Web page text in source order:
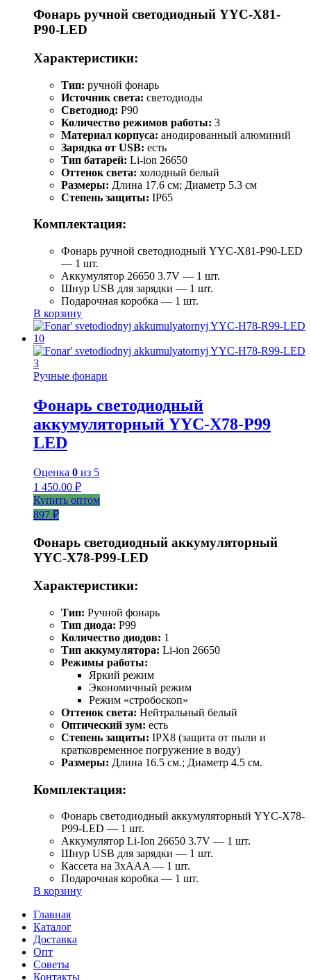
Фонарь ручной светодиодный YYC-Х81-
Р90-LED
Характеристики:
Тип: ручной фонарь
Источник света: светодиоды
Светодиод: P90
Количество режимов работы: 3
Материал корпуса: анодированный алюминий
Зарядка от USB: есть
Тип батарей: Li-ion 26650
Оттенок света: холодный белый
Размеры: Длина 17.6 см; Диаметр 5.3 см
Степень защиты: IP65
Комплектация:
Фонарь ручной светодиодный YYC-Х81-Р90-LED
— 1 шт.
Аккумулятор 26650 3.7V — 1 шт.
Шнур USB для зарядки — 1 шт.
Подарочная коробка — 1 шт.
В корзину
Ручные фонари
Фонарь светодиодный
аккумуляторный YYC-X78-P99
LED
Оценка 0 из 5
1 450.00 ₽
Купить оптом
897 ₽
Фонарь светодиодный аккумуляторный
YYC-Х78-Р99-LED
Характеристики:
Тип: Ручной фонарь
Тип диода: P99
Количество диодов: 1
Тип аккумулятора: Li-ion 26650
Режимы работы:
Яркий режим
Экономичный режим
Режим «стробоскоп»
Оттенок света: Нейтральный белый
Оптический зум: есть
Степень защиты: IPX8 (защита от пыли и
кратковременное погружение в воду)
Размеры: Длина 16.5 см.; Диаметр 4.5 см.
Комплектация:
Фонарь светодиодный аккумуляторный YYC-Х78-
Р99-LED — 1 шт.
Аккумулятор Li-Ion 26650 3.7V — 1 шт.
Шнур USB для зарядки — 1 шт.
Кассета на 3xAAA — 1 шт.
Подарочная коробка — 1 шт.
В корзину
Главная
Каталог
Доставка
Опт
Советы
Контакты